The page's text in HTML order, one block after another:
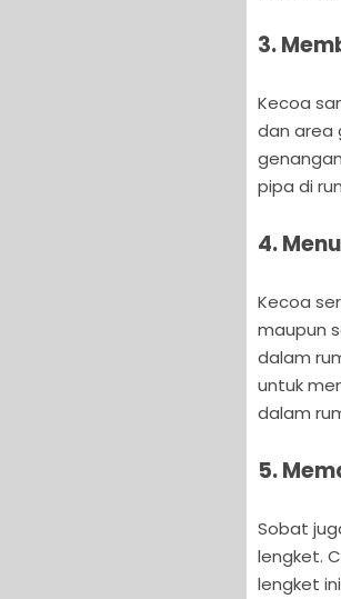
3.
Kecoa
dan area
pipa di
4.
Kecoa
maupun
dalam
untuk
dalam
5.
Sobat
lengket.
lengket